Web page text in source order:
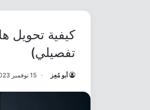
تفصيلي)
أبو مُعِز 15 نوفمبر 2023